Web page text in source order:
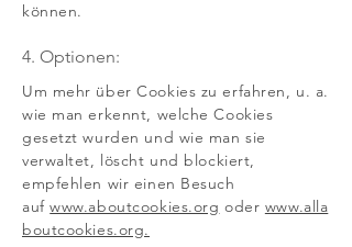
können.
4. Optionen:
Um mehr über Cookies zu erfahren, u. a.
wie man erkennt, welche Cookies
gesetzt wurden und wie man sie
verwaltet, löscht und blockiert,
empfehlen wir einen Besuch
aufwww.aboutcookies.org oder www.alla
boutcookies.org.